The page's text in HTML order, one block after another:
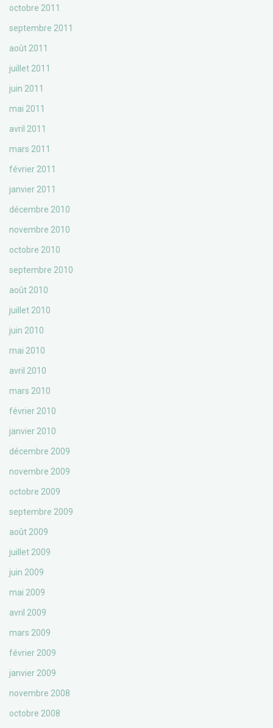
octobre 2011
septembre 2011
août 2011
juillet 2011
juin 2011
mai 2011
avril 2011
mars 2011
février 2011
janvier 2011
décembre 2010
novembre 2010
octobre 2010
septembre 2010
août 2010
juillet 2010
juin 2010
mai 2010
avril 2010
mars 2010
février 2010
janvier 2010
décembre 2009
novembre 2009
octobre 2009
septembre 2009
août 2009
juillet 2009
juin 2009
mai 2009
avril 2009
mars 2009
février 2009
janvier 2009
novembre 2008
octobre 2008